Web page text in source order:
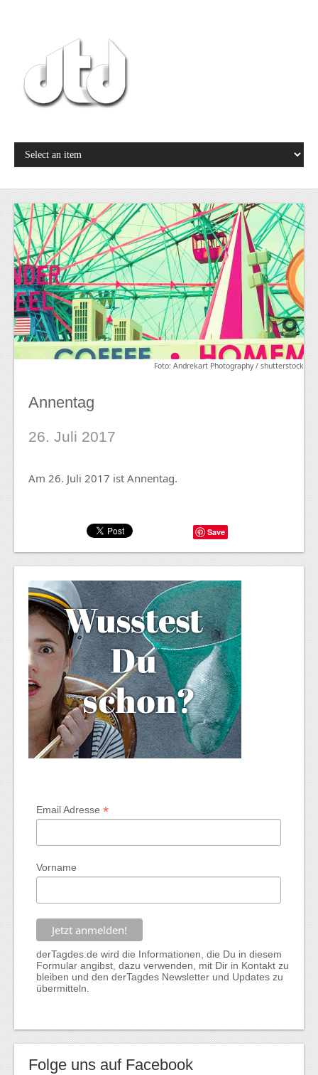
Foto: Andrekart Photography / shutterstock
Annentag
26. Juli 2017
Am 26. Juli 2017 ist Annentag.
Save
Email Adresse*
Vorname
derTagdes.de wird die Informationen, die Du in diesem
Formular angibst, dazu verwenden, mit Dir in Kontakt zu
bleiben und den derTagdes Newsletter und Updates zu
übermitteln.
Folge uns auf Facebook